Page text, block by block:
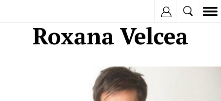
Roxana Velcea